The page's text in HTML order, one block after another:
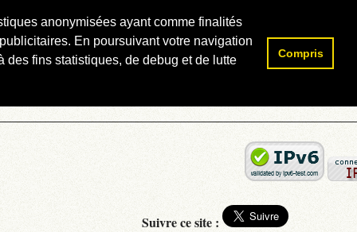
anonymisées ayant comme finalités
En poursuivant votre navigation
des fins statistiques, de debug et de lutte
Compris
Rechercher :
Suivre ce site :